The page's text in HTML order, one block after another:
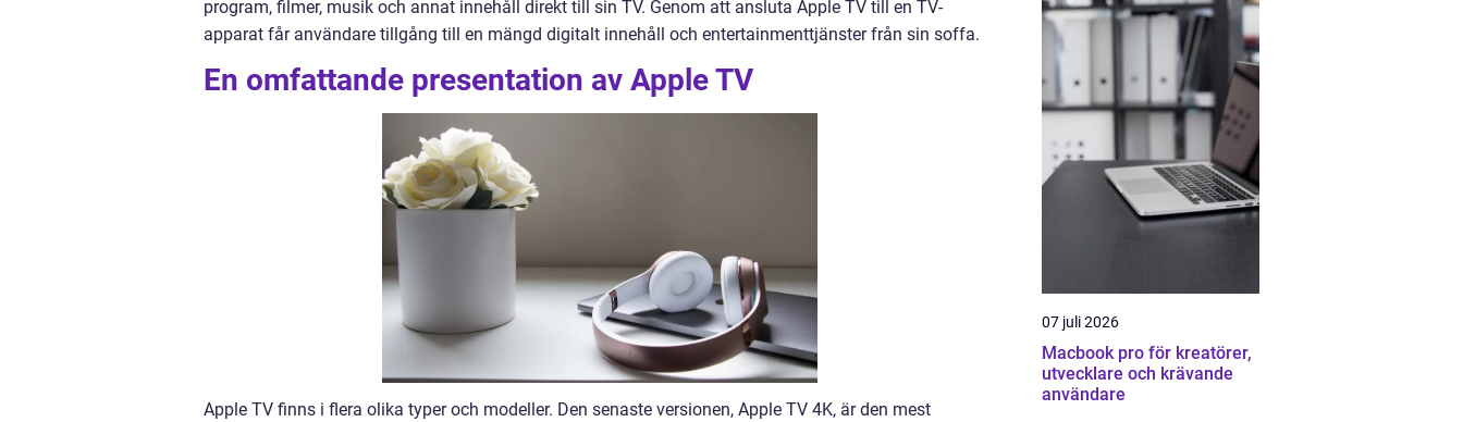
program, filmer, musik och annat innehåll direkt till sin TV. Genom att ansluta Apple TV till en TV-
apparat får användare tillgång till en mängd digitalt innehåll och entertainmenttjänster från sin soffa.
En omfattande presentation av Apple TV
Apple TV finns i flera olika typer och modeller. Den senaste versionen, Apple TV 4K, är den mest
07 juli 2026
Macbook pro för kreatörer,
utvecklare och krävande
användare